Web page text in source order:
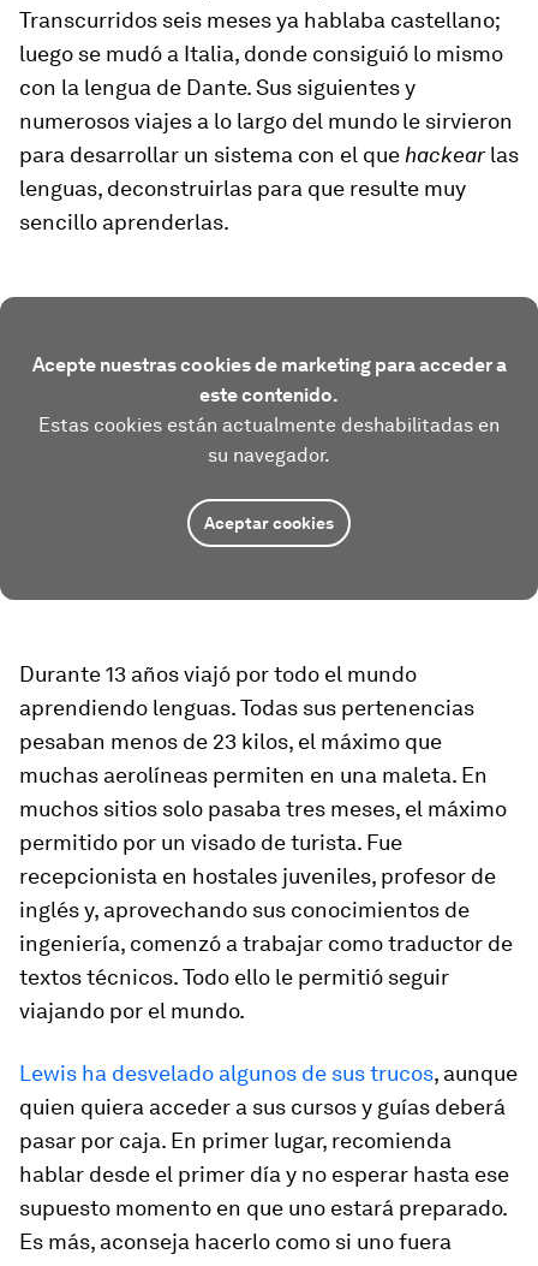
Transcurridos seis meses ya hablaba castellano;
luego se mudó a Italia, donde consiguió lo mismo
con la lengua de Dante. Sus siguientes y
numerosos viajes a lo largo del mundo le sirvieron
para desarrollar un sistema con el que hackearlas
lenguas, deconstruirlas para que resulte muy
sencillo aprenderlas.
Acepte nuestras cookies de marketing para acceder a
este contenido.
Estas cookies están actualmente deshabilitadas en
su navegador.
Aceptar cookies
Durante 13 años viajó por todo el mundo
aprendiendo lenguas. Todas sus pertenencias
pesaban menos de 23 kilos, el máximo que
muchas aerolíneas permiten en una maleta. En
muchos sitios solo pasaba tres meses, el máximo
permitido por un visado de turista. Fue
recepcionista en hostales juveniles, profesor de
inglés y, aprovechando sus conocimientos de
ingeniería, comenzó a trabajar como traductor de
textos técnicos. Todo ello le permitió seguir
viajando por el mundo.
Lewis ha desvelado algunos de sus trucos, aunque
quien quiera acceder a sus cursos y guías deberá
pasar por caja. En primer lugar, recomienda
hablar desde el primer día y no esperar hasta ese
supuesto momento en que uno estará preparado.
Es más, aconseja hacerlo como si uno fuera